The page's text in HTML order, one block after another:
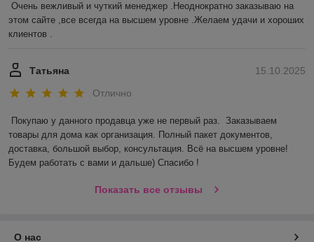
Очень вежливый и чуткий менеджер .Неоднократно заказываю на
этом сайте ,все всегда на высшем уровне .Желаем удачи и хороших
клиентов .
15.10.2025
Татьяна
Отлично
Покупаю у данного продавца уже не первый раз.  Заказываем
товары для дома как организация. Полный пакет документов,
доставка, большой выбор, консультация. Всё на высшем уровне!
Будем работать с вами и дальше) Спасибо !
Показать все отзывы
О нас